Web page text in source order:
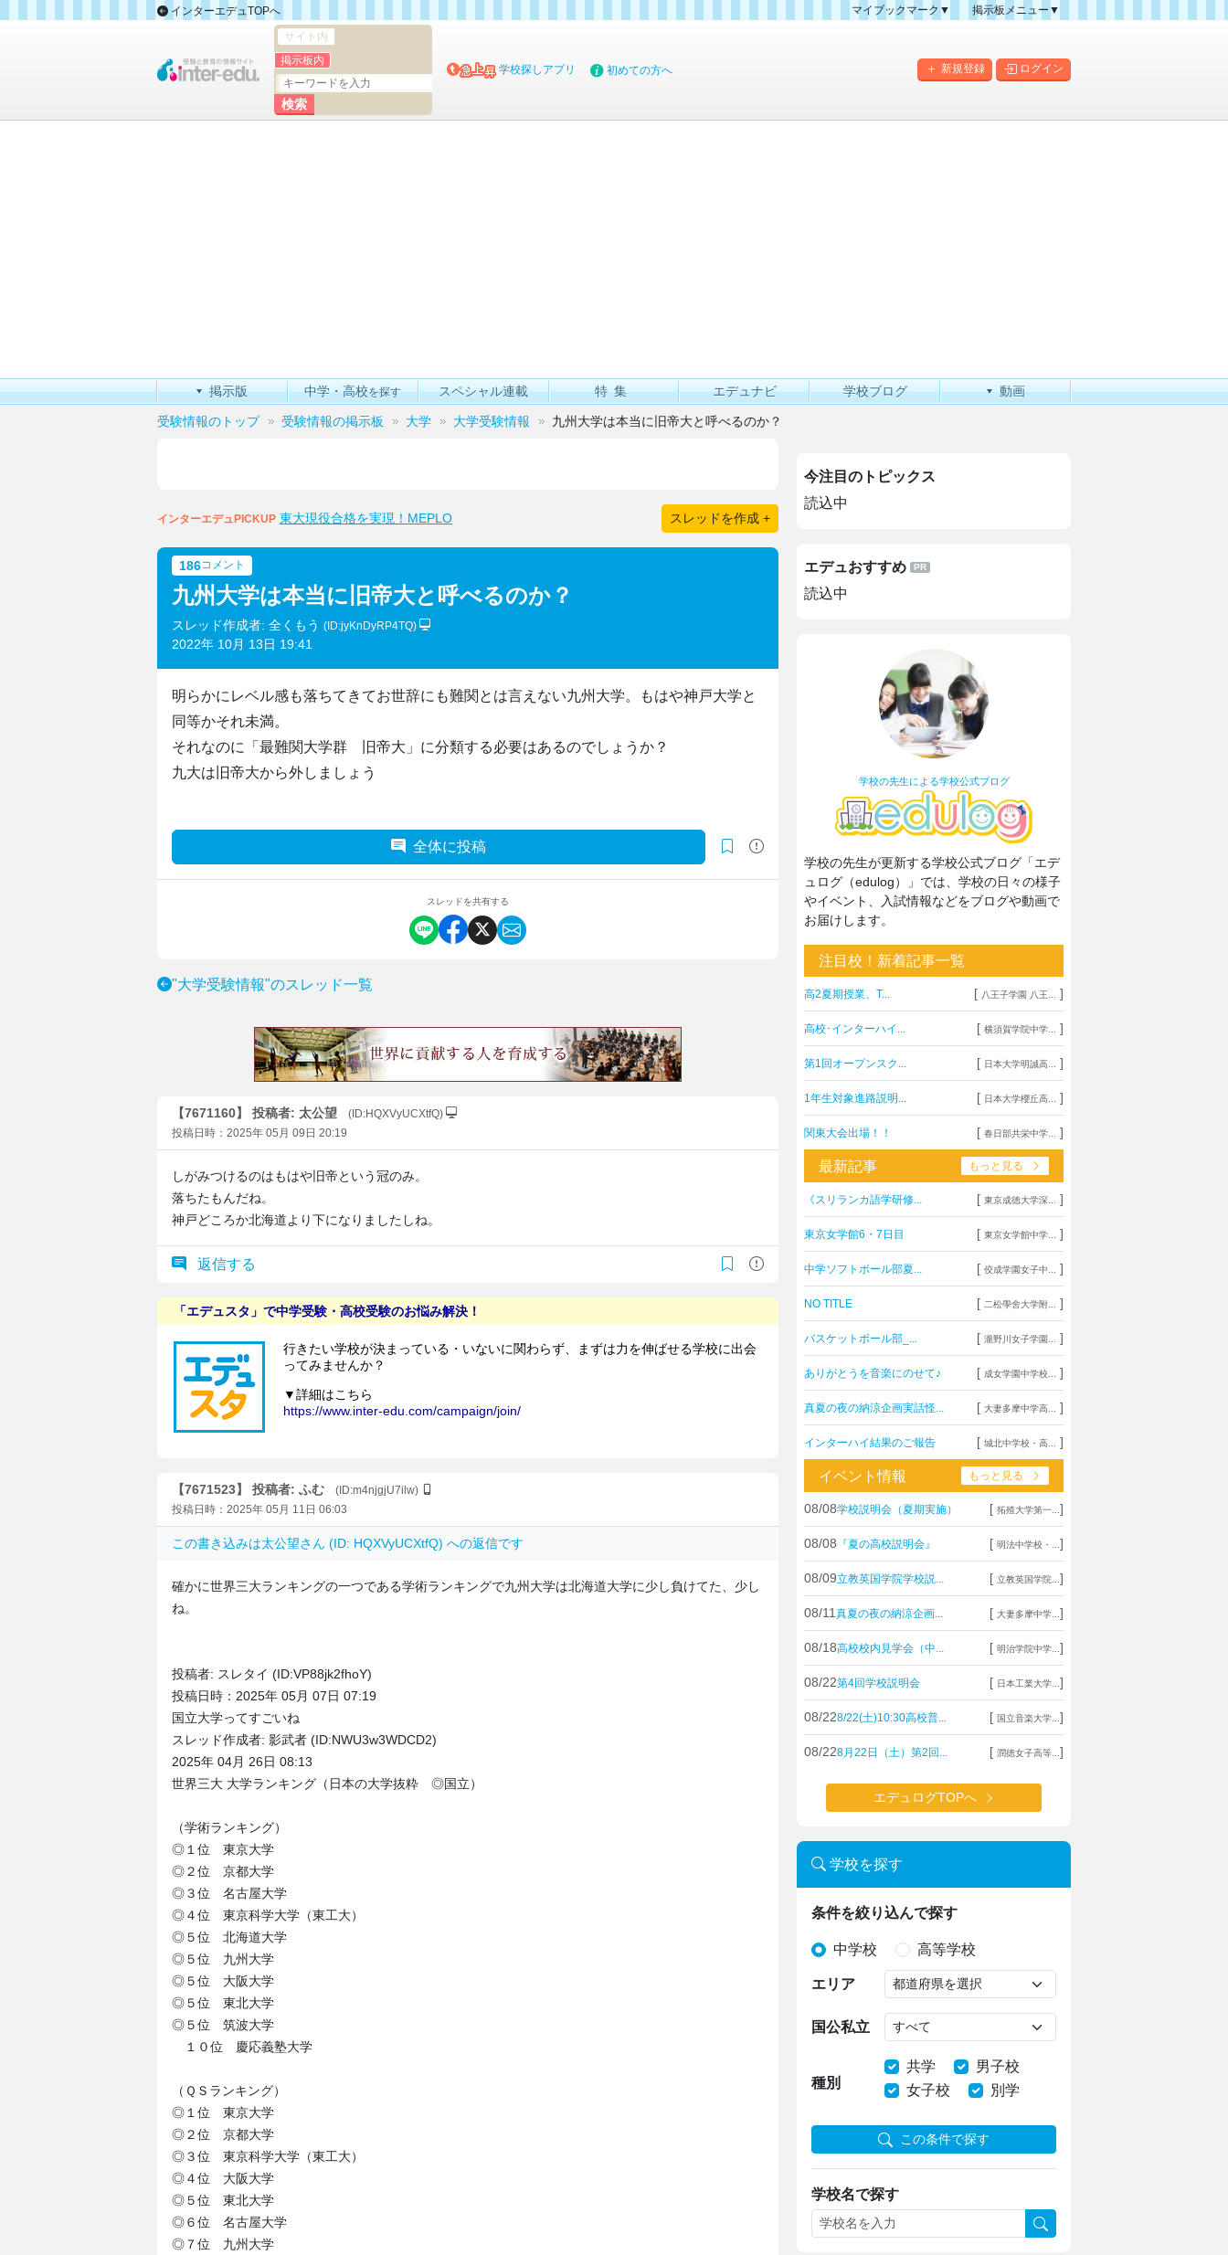
インターエデュTOPへ
マイブックマーク▼
掲示板メニュー▼
掲示板マップ
新規登録 ログイン
サイト内
掲示板内
学校探しアプリ 初めての方へ
掲示版 中学・高校を探す スペシャル連載 特集 エデュナビ 学校ブログ 動画
受験情報のトップ 受験情報の掲示板 大学 大学受験情報 九州大学は本当に旧帝大と呼べるのか？
インターエデュPICKUP 東大現役合格を実現！MEPLO スレッドを作成 +
186コメント
九州大学は本当に旧帝大と呼べるのか？
スレッド作成者: 全くもう (ID:jyKnDyRP4TQ)
2022年 10月 13日 19:41
明らかにレベル感も落ちてきてお世辞にも難関とは言えない九州大学。もはや神戸大学と
同等かそれ未満。
それなのに「最難関大学群 旧帝大」に分類する必要はあるのでしょうか？
九大は旧帝大から外しましょう
全体に投稿
スレッドを共有する
"大学受験情報"のスレッド一覧
【7671160】 投稿者: 太公望
(ID:HQXVyUCXtfQ)
投稿日時：2025年 05月 09日 20:19
しがみつけるのはもはや旧帝という冠のみ。
落ちたもんだね。
神戸どころか北海道より下になりましたしね。
返信する
【7671523】 投稿者: ふむ
(ID:m4njgjU7ilw)
投稿日時：2025年 05月 11日 06:03
この書き込みは太公望さん (ID: HQXVyUCXtfQ) への返信です
確かに世界三大ランキングの一つである学術ランキングで九州大学は北海道大学に少し負けてた、少し
ね。
投稿者: スレタイ (ID:VP88jk2fhoY)
投稿日時：2025年 05月 07日 07:19
国立大学ってすごいね
スレッド作成者: 影武者 (ID:NWU3w3WDCD2)
2025年 04月 26日 08:13
世界三大 大学ランキング（日本の大学抜粋 ◎国立）
（学術ランキング）
◎１位 東京大学
◎２位 京都大学
◎３位 名古屋大学
◎４位 東京科学大学（東工大）
◎５位 北海道大学
◎５位 九州大学
◎５位 大阪大学
◎５位 東北大学
◎５位 筑波大学
１０位 慶応義塾大学
（ＱＳランキング）
◎１位 東京大学
◎２位 京都大学
◎３位 東京科学大学（東工大）
◎４位 大阪大学
◎５位 東北大学
◎６位 名古屋大学
◎７位 九州大学
今注目のトピックス
読込中
エデュおすすめ
読込中
学校の先生による学校公式ブログ
学校の先生が更新する学校公式ブログ「エデ
ュログ（edulog）」では、学校の日々の様子
やイベント、入試情報などをブログや動画で
お届けします。
注目校！新着記事一覧
高2夏期授業、T... [ 八王子学園 八王... ]
高校･インターハイ... [ 横須賀学院中学... ]
第1回オープンスク... [ 日本大学明誠高... ]
1年生対象進路説明... [ 日本大学櫻丘高... ]
関東大会出場！！ [ 春日部共栄中学... ]
最新記事 もっと見る
《スリランカ語学研修... [ 東京成徳大学深... ]
東京女学館6・7日目 [ 東京女学館中学... ]
中学ソフトボール部夏... [ 佼成学園女子中... ]
NO TITLE [ 二松學舍大学附... ]
バスケットボール部_... [ 瀧野川女子学園... ]
ありがとうを音楽にのせて♪ [ 成女学園中学校... ]
真夏の夜の納涼企画実話怪... [ 大妻多摩中学高... ]
インターハイ結果のご報告 [ 城北中学校・高... ]
イベント情報 もっと見る
08/08学校説明会（夏期実施） [ 拓殖大学第一... ]
08/08 『夏の高校説明会』 [ 明法中学校・... ]
08/09立教英国学院学校説... [ 立教英国学院... ]
08/11 真夏の夜の納涼企画... [ 大妻多摩中学... ]
08/18高校校内見学会（中... [ 明治学院中学... ]
08/22第4回学校説明会 [ 日本工業大学... ]
08/228/22(土)10:30高校普... [ 国立音楽大学... ]
08/228月22日（土）第2回... [ 潤徳女子高等... ]
エデュログTOPへ
学校を探す
条件を絞り込んで探す
中学校 高等学校
エリア
国公私立
種別
共学
男子校
女子校
別学
この条件で探す
学校名で探す